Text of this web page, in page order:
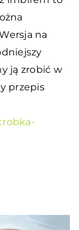
na
ją zrobić w
przepis